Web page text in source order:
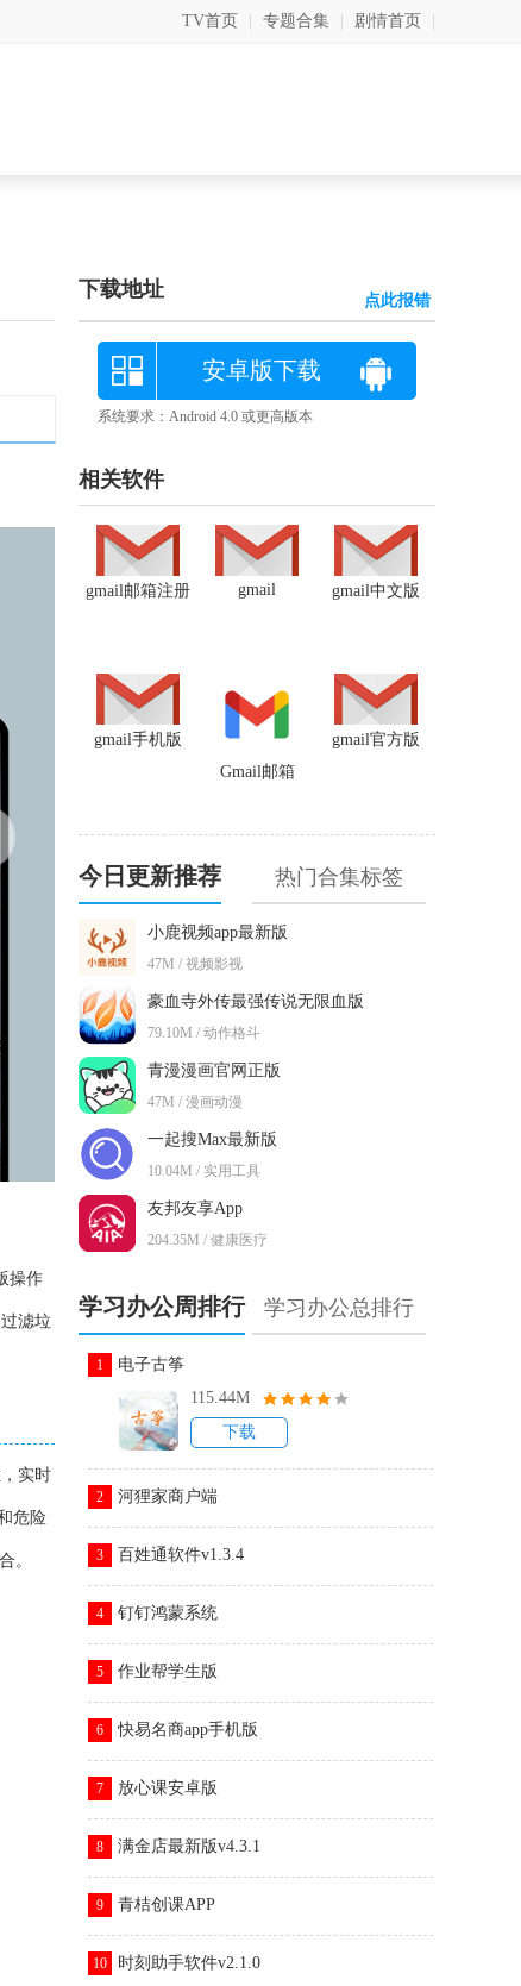
TV首页 专题合集 剧情首页
操作
滤垃
实时
危险
。
下载地址 点此报错
安卓版下载
系统要求：Android 4.0 或更高版本
相关软件
gmail中文版
gmail
gmail邮箱注册
gmail官方版
Gmail邮箱
gmail手机版
今日更新推荐 热门合集标签
小鹿视频app最新版
47M / 视频影视
豪血寺外传最强传说无限血版
79.10M / 动作格斗
青漫漫画官网正版
47M / 漫画动漫
一起搜Max最新版
10.04M / 实用工具
友邦友享App
204.35M / 健康医疗
学习办公周排行 学习办公总排行
1
电子古筝
115.44M
下载
2 河狸家商户端
3 百姓通软件v1.3.4
4 钉钉鸿蒙系统
5 作业帮学生版
6 快易名商app手机版
7 放心课安卓版
8 满金店最新版v4.3.1
9 青桔创课APP
10 时刻助手软件v2.1.0